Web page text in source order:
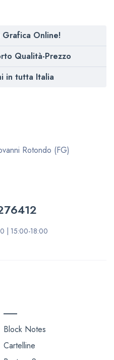
Online!
Qualità-Prezzo
in tutta Italia
Rotondo (FG)
| 15:00-18:00
Block Notes
Cartelline